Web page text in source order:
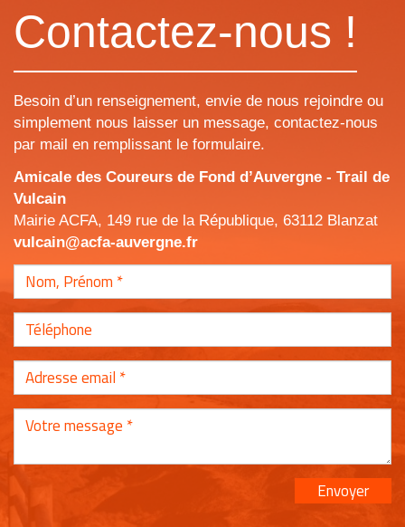
Contactez-nous !
Besoin d’un renseignement, envie de nous rejoindre ou
simplement nous laisser un message, contactez-nous
par mail en remplissant le formulaire.
Amicale des Coureurs de Fond d’Auvergne - Trail de
Vulcain
Mairie ACFA, 149 rue de la République, 63112 Blanzat
vulcain@acfa-auvergne.fr
Envoyer